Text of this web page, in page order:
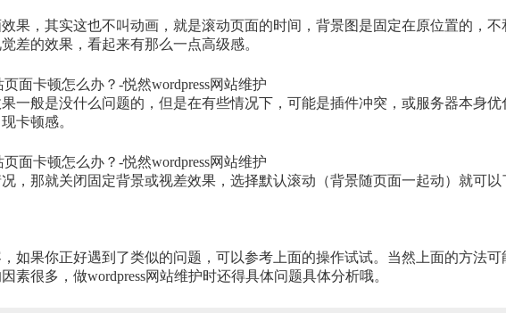
果，其实这也不叫动画，就是滚动页面的时间，背景图是固定在原位置的，不
差的效果，看起来有那么一点高级感。
一般是没什么问题的，但是在有些情况下，可能是插件冲突，或服务器本身优
卡顿感。
，那就关闭固定背景或视差效果，选择默认滚动（背景随页面一起动）就可以
如果你正好遇到了类似的问题，可以参考上面的操作试试。当然上面的方法可
素很多，做wordpress网站维护时还得具体问题具体分析哦。